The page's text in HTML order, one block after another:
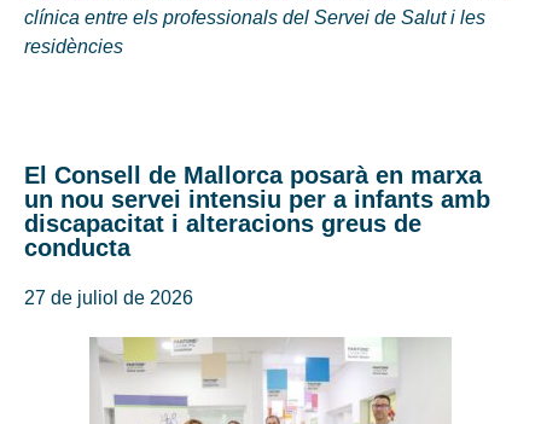
clínica entre els professionals del Servei de Salut i les
residències
El Consell de Mallorca posarà en marxa
un nou servei intensiu per a infants amb
discapacitat i alteracions greus de
conducta
27 de juliol de 2026